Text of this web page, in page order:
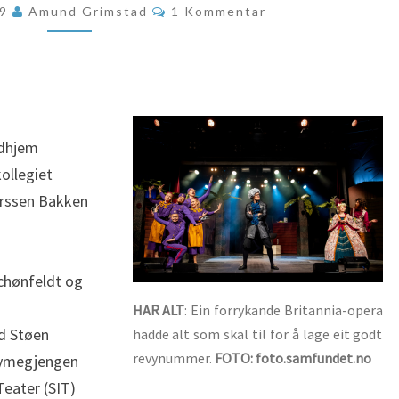
Amund Grimstad Kommentarer
1 Kommentar
HAR ALT: Ein forrykande Britannia-opera
hadde alt som skal til for å lage eit godt
revynummer. FOTO: foto.samfundet.no
Bakken
og
Støen
(SIT)